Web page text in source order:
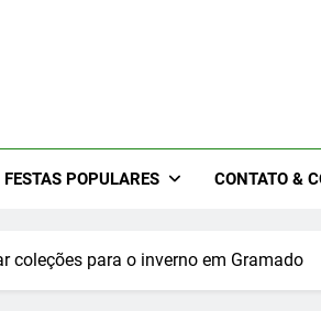
2026
2026 – Feiras De Moda Íntima
FESTAS POPULARES CONTATO &
coleções para o inverno em Gramado